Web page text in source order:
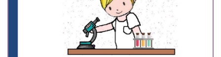
Yo de mayor quiero ser investigador